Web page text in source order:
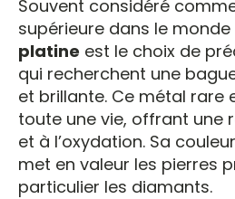
Souvent considéré
supérieure dans le
platine est le choix de
qui recherchent une
et brillante. Ce métal rare
toute une vie, offrant une
et à l’oxydation. Sa
met en valeur les pierres
particulier les diamants.